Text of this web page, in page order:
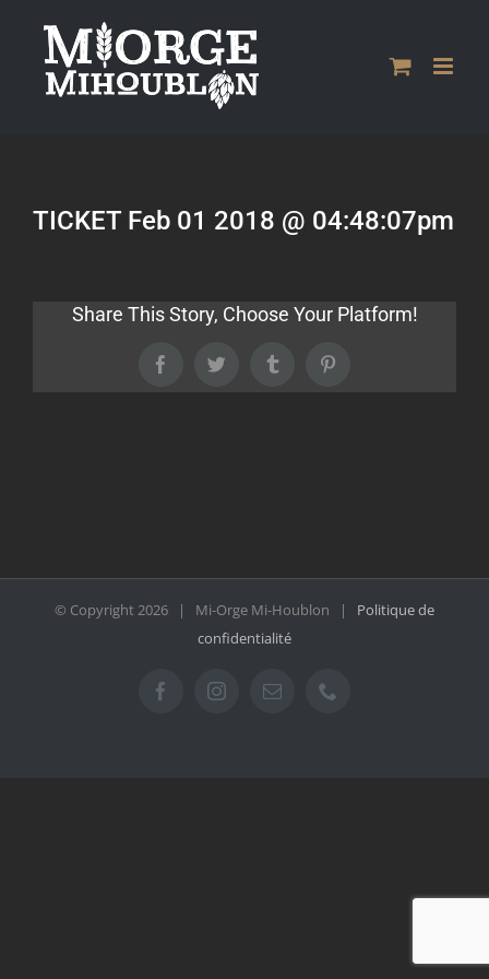
contenu
TICKET Feb 01 2018 @ 04:48:07pm
Share This Story, Choose Your Platform!
FacebookTwitter Tumblr
© Copyright2026 | Mi-Orge Mi-Houblon | Politique de
confidentialité
FacebookInstagramEmail